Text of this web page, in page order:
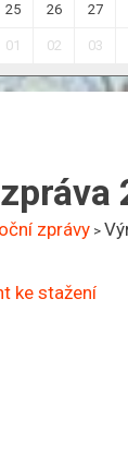
25 26 27
01 02 03
zprávy >
ke stažení